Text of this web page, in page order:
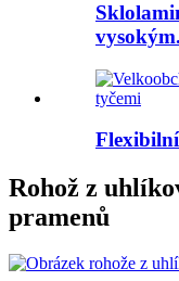
Rohož z
pramenů